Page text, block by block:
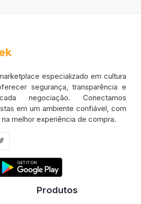
especializado em cultura
segurança, transparência e
negociação. Conectamos
em um ambiente confiável, com
melhor experiência de compra.
Produtos